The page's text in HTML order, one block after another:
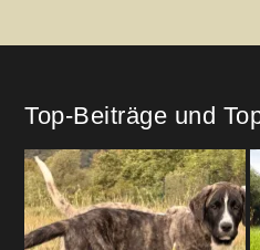
Top-Beiträge und